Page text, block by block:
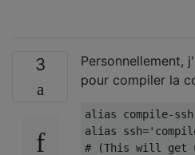
3
Personnellement,
pour compiler la
alias compile-
alias
# (This will get